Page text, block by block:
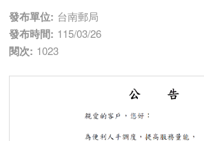
發布單位: 台南郵局
發布時間: 115/03/26
閱次: 1023